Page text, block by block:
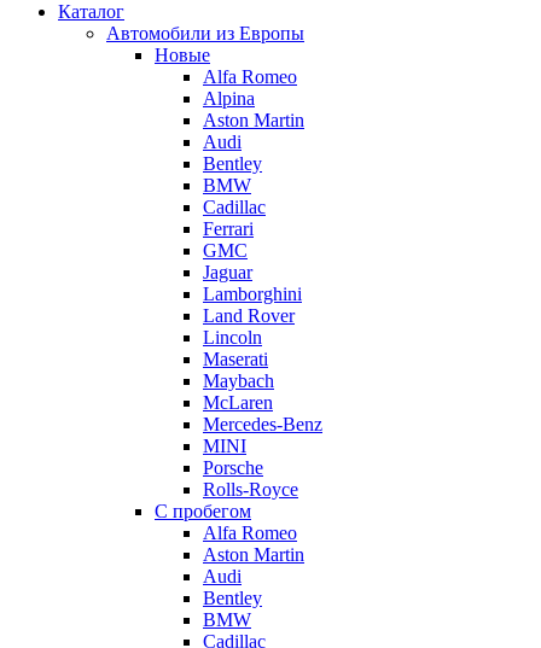
Каталог
Автомобили из Европы
Новые
Alfa Romeo
Alpina
Aston Martin
Audi
Bentley
BMW
Cadillac
Ferrari
GMC
Jaguar
Lamborghini
Land Rover
Lincoln
Maserati
Maybach
McLaren
Mercedes-Benz
MINI
Porsche
Rolls-Royce
С пробегом
Alfa Romeo
Aston Martin
Audi
Bentley
BMW
Cadillac